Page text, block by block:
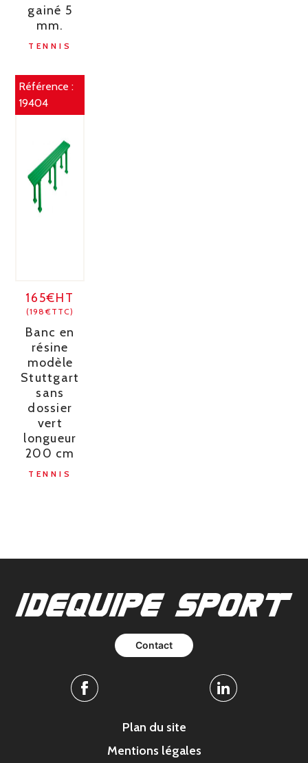
gainé 5
mm.
TENNIS
Référence :
19404
165€HT
(198€TTC)
Banc en
résine
modèle
Stuttgart
sans
dossier
vert
longueur
200 cm
TENNIS
Contact
Facebook Linkedin
Plan du site
Mentions légales